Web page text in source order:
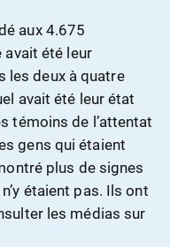
aux 4.675
été leur
les deux à quatre
avait été leur état
témoins de l’attentat
gens qui étaient
plus de signes
étaient pas. Ils ont
les médias sur